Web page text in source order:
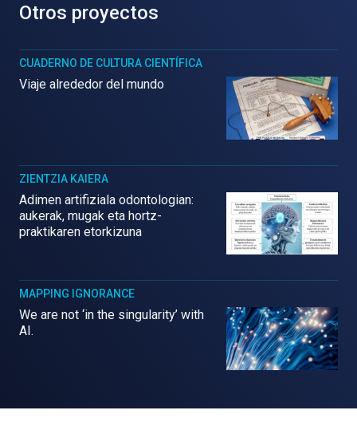
Otros proyectos
CUADERNO DE CULTURA CIENTÍFICA
Viaje alrededor del mundo
ZIENTZIA KAIERA
Adimen artifiziala odontologian:
aukerak, mugak eta hortz-
praktikaren etorkizuna
MAPPING IGNORANCE
We are not ‘in the singularity’ with
AI.